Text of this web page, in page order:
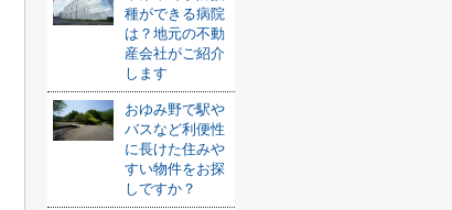
種ができる病院
は？地元の不動
産会社がご紹介
します
おゆみ野で駅や
バスなど利便性
に長けた住みや
すい物件をお探
しですか？